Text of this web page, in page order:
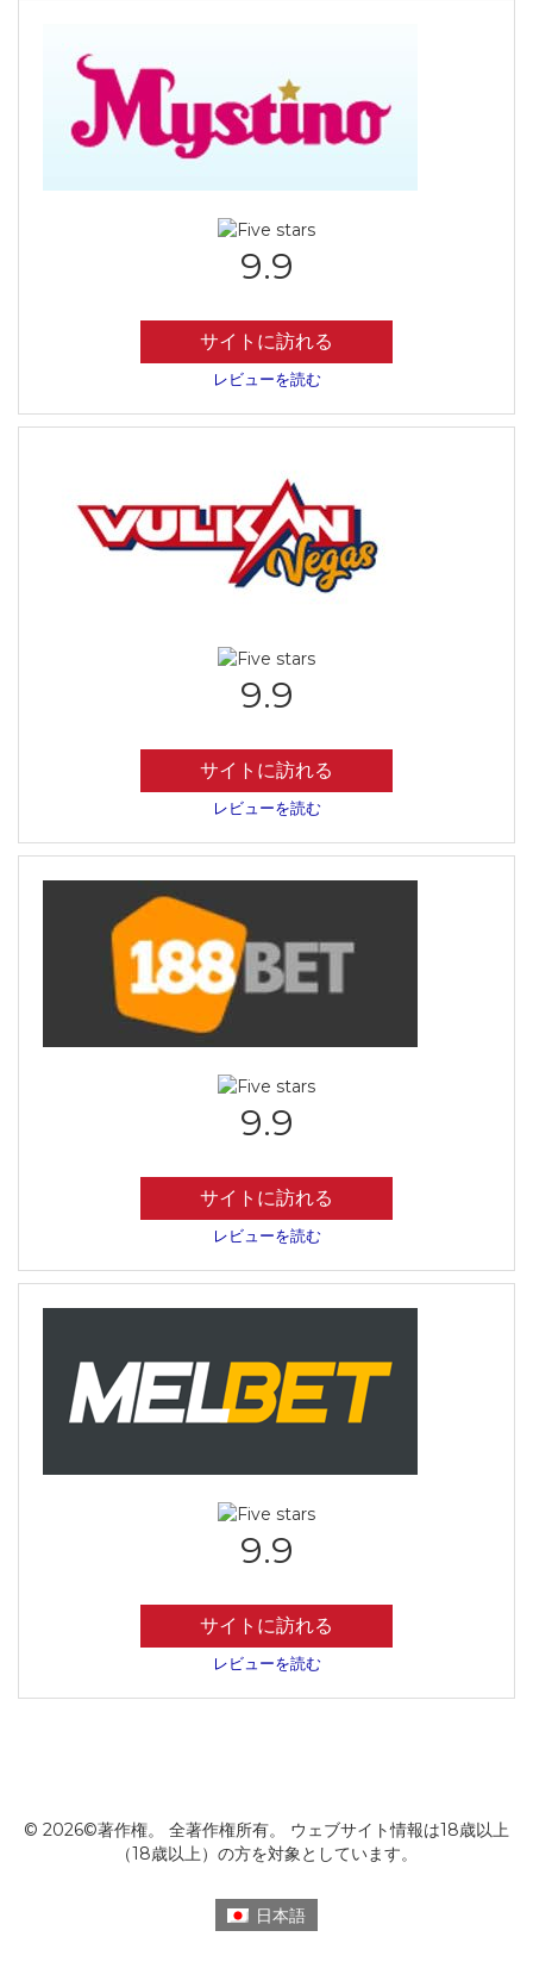
9.9
サイトに訪れる
レビューを読む
9.9
サイトに訪れる
レビューを読む
9.9
サイトに訪れる
レビューを読む
9.9
サイトに訪れる
レビューを読む
© 2026©著作権。 全著作権所有。 ウェブサイト情報は18歳以上
（18歳以上）の方を対象としています。
日本語